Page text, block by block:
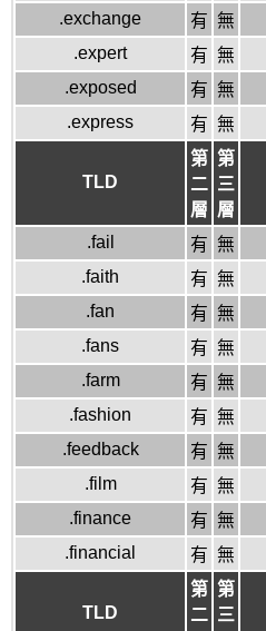
.exchange
有 無
.expert
有 無
.exposed
有 無
.express
有 無
TLD
第
二
層
第
三
層
.fail 有 無
.faith
有 無
.fan
有 無
.fans
有 無
.farm
有 無
.fashion
有 無
.feedback
有 無
.film
有 無
.finance
有 無
.financial
有 無
TLD
第
二
第
三